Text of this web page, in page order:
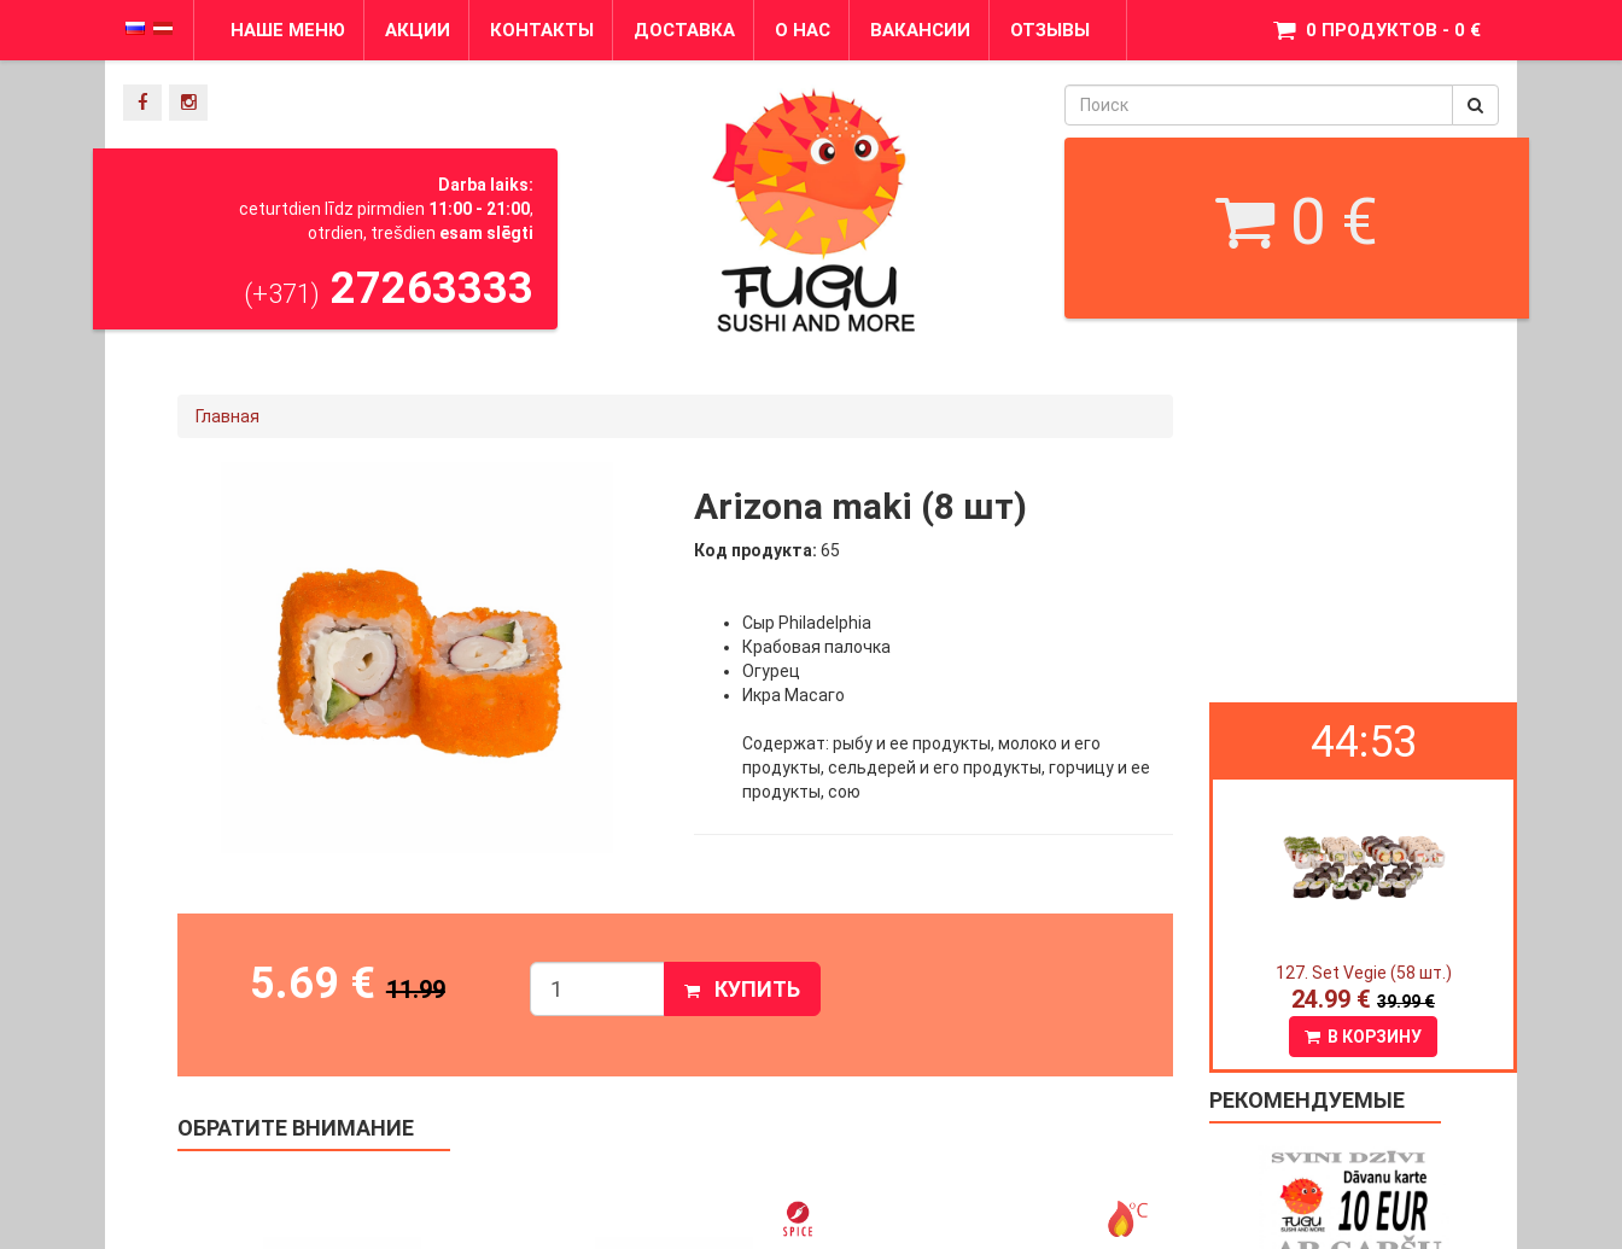
0 ПРОДУКТОВ - 0 €
НАШЕ МЕНЮ АКЦИИ КОНТАКТЫ ДОСТАВКА О НАС ВАКАНСИИ ОТЗЫВЫ
Darba laiks:
ceturtdien līdz pirmdien 11:00 - 21:00,
otrdien, trešdien esam slēgti
(+371) 27263333
0 €
44:52
127. Set Vegie (58 шт.)
24.99 € 39.99 €
В КОРЗИНУ
РЕКОМЕНДУЕМЫЕ
Главная
Arizona maki (8 шт)
Код продукта: 65
Сыр Philadelphia
Крабовая палочка
Огурец
Икра Масаго
Содержат: рыбу и ее продукты, молоко и его
продукты, сельдерей и его продукты, горчицу и ее
продукты, сою
5.69 €11.99 КУПИТЬ
ОБРАТИТЕ ВНИМАНИЕ